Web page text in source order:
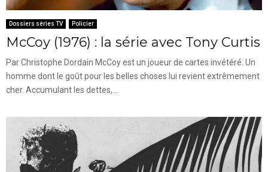
Dossiers séries TV Policier
McCoy (1976) : la série avec Tony Curtis
Par Christophe Dordain McCoy est un joueur de cartes invétéré. Un
homme dont le goût pour les belles choses lui revient extrêmement
cher. Accumulant les dettes,...